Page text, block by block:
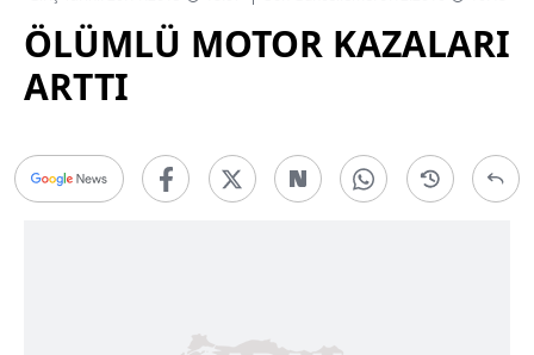
ÖLÜMLÜ MOTOR KAZALARI
ARTTI